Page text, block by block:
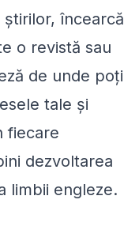
știrilor, încearcă
o revistă sau
de unde poți
tale și
fiecare
dezvoltarea
limbii engleze.